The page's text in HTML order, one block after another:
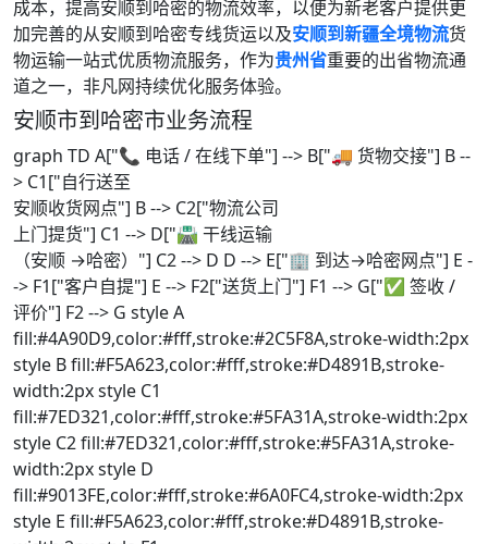
成本，提高安顺到哈密的物流效率，以便为新老客户提供更
加完善的从安顺到哈密专线货运以及安顺到新疆全境物流货
物运输一站式优质物流服务，作为贵州省重要的出省物流通
道之一，非凡网持续优化服务体验。
安顺市到哈密市业务流程
graph TD A["📞 电话 / 在线下单"] --> B["🚚 货物交接"] B --
> C1["自行送至
安顺收货网点"] B --> C2["物流公司
上门提货"] C1 --> D["🛣️ 干线运输
（安顺 →哈密）"] C2 --> D D --> E["🏢 到达→哈密网点"] E -
-> F1["客户自提"] E --> F2["送货上门"] F1 --> G["✅ 签收 /
评价"] F2 --> G style A
fill:#4A90D9,color:#fff,stroke:#2C5F8A,stroke-width:2px
style B fill:#F5A623,color:#fff,stroke:#D4891B,stroke-
width:2px style C1
fill:#7ED321,color:#fff,stroke:#5FA31A,stroke-width:2px
style C2 fill:#7ED321,color:#fff,stroke:#5FA31A,stroke-
width:2px style D
fill:#9013FE,color:#fff,stroke:#6A0FC4,stroke-width:2px
style E fill:#F5A623,color:#fff,stroke:#D4891B,stroke-